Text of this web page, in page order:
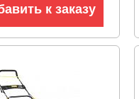
к заказу